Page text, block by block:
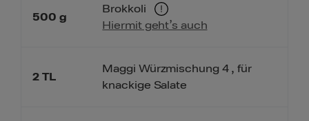
500 g
2 TL
Brokkoli
Hiermit geht’s auch
Maggi Würzmischung 4 , für
knackige Salate